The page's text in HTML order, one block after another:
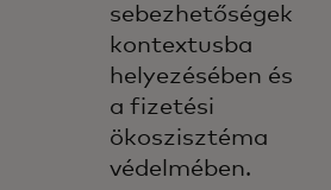
sebezhetőségek
kontextusba
helyezésében és
a fizetési
ökoszisztéma
védelmében.